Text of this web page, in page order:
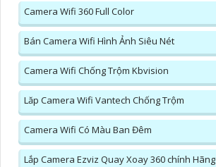
Camera Wifi 360 Full Color
Bán Camera Wifi Hình Ảnh Siêu Nét
Camera Wifi Chống Trộm Kbvision
Lăp Camera Wifi Vantech Chống Trộm
Camera Wifi Có Màu Ban Đêm
Lắp Camera Ezviz Quay Xoay 360 chính Hãng